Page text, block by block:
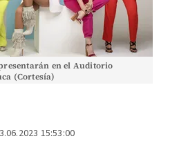
en el Auditorio
(Cortesía)
15:53:00